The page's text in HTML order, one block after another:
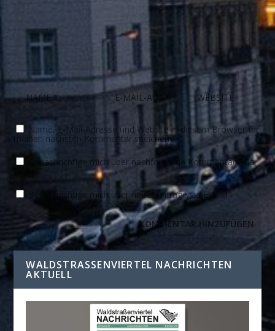
Name, E-Mail-Adresse und Website in diesem Browser für
meinen nächsten Kommentar speichern.
Benachrichtige mich über nachfolgende Kommentare via
Benachrichtige mich über neue Beiträge via E-Mail.
WALDSTRASSENVIERTEL NACHRICHTEN A
KTUELL